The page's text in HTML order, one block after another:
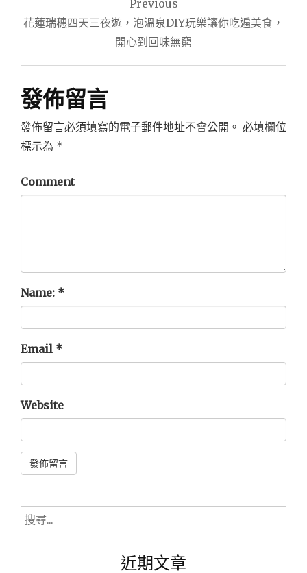
章
覽
Previous
花蓮瑞穗四天三夜遊，泡溫泉DIY玩樂讓你吃遍美食，
開心到回味無窮
發佈留言
發佈留言必須填寫的電子郵件地址不會公開。 必填欄位
標示為 *
Comment
Name: *
Email *
Website
搜
尋
近期文章